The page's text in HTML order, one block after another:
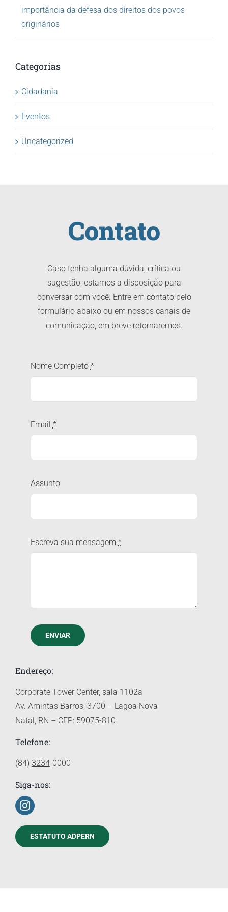
importância da defesa dos direitos dos povos
originários
Categorias
Cidadania
Eventos
Uncategorized
Contato
Caso tenha alguma dúvida, crítica ou
sugestão, estamos a disposição para
conversar com você. Entre em contato pelo
formulário abaixo ou em nossos canais de
comunicação, em breve retornaremos.
Nome Completo *
Email *
Assunto
Escreva sua mensagem *
ENVIAR
Endereço:
Corporate Tower Center, sala 1102a
Av. Amintas Barros, 3700 – Lagoa Nova
Natal, RN – CEP: 59075-810
Telefone:
(84) 3234-0000
Siga-nos:
ESTATUTO ADPERN